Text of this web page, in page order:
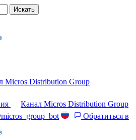
Искать
Micros Distribution Group
Канал Micros Distribution Group
Обратиться в